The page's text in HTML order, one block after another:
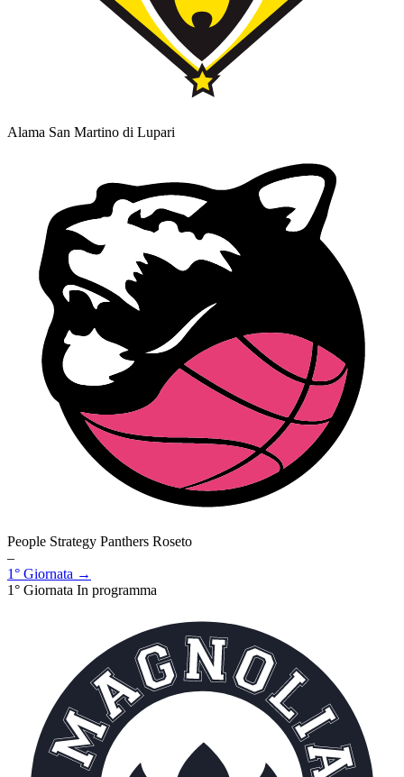
Alama San Martino di Lupari
People Strategy Panthers Roseto
–
1° Giornata →
1° Giornata In programma